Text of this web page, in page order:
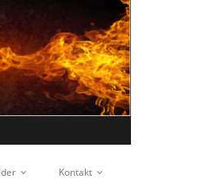
Kontakt